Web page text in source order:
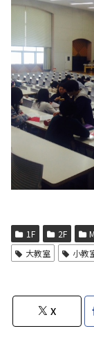
1F 2F
大教室
小教
X